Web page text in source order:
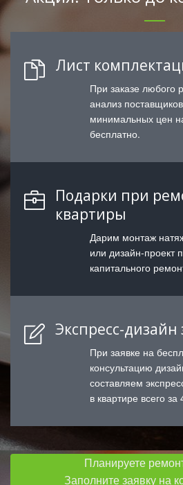
Лист
При заказе любого
анализ
минимальных цен
бесплатно.
Подарки при
квартиры
Дарим монтаж
или дизайн-проект
капитального
Экспресс-дизайн
При заявке на
консультацию
составляем
в квартире всего
Планируете
Заполните заявку на